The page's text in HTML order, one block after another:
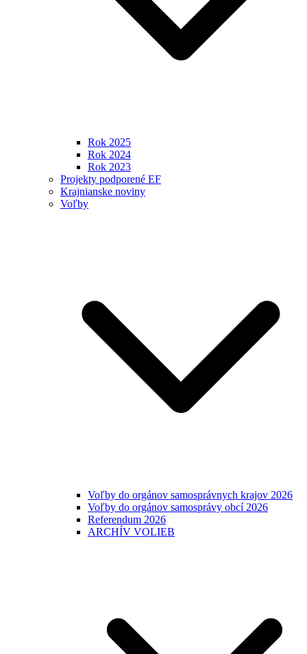
Rok 2025
Rok 2024
Rok 2023
Projekty podporené EF
Krajnianske noviny
Voľby
Voľby do orgánov samosprávnych krajov 2026
Voľby do orgánov samosprávy obcí 2026
Referendum 2026
ARCHÍV VOLIEB